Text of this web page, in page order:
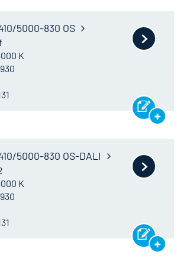
5000-830 OS
K
5000-830 OS-DALI
K